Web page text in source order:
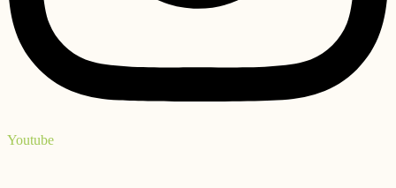
Youtube